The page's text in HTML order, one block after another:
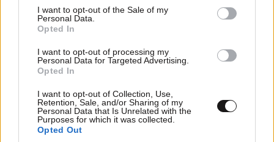
consent section.
I want to opt-out of the Sale of my
Personal Data.
Opted In
I want to opt-out of processing my
Personal Data for Targeted Advertising.
Opted In
I want to opt-out of Collection, Use,
Retention, Sale, and/or Sharing of my
Personal Data that Is Unrelated with the
Purposes for which it was collected.
Opted Out